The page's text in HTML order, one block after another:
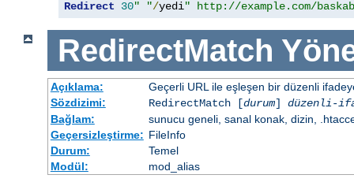
Redirect
30" "/yedi" http://example.com/
RedirectMatch
Açıklama:
Geçerli URL ile eşleşen bir düzenli
Sözdizimi:
RedirectMatch [durum] düzenli-
Bağlam:
sunucu geneli, sanal konak, dizin,
Geçersizleştirme: FileInfo
Durum:
Temel
Modül:
mod_alias